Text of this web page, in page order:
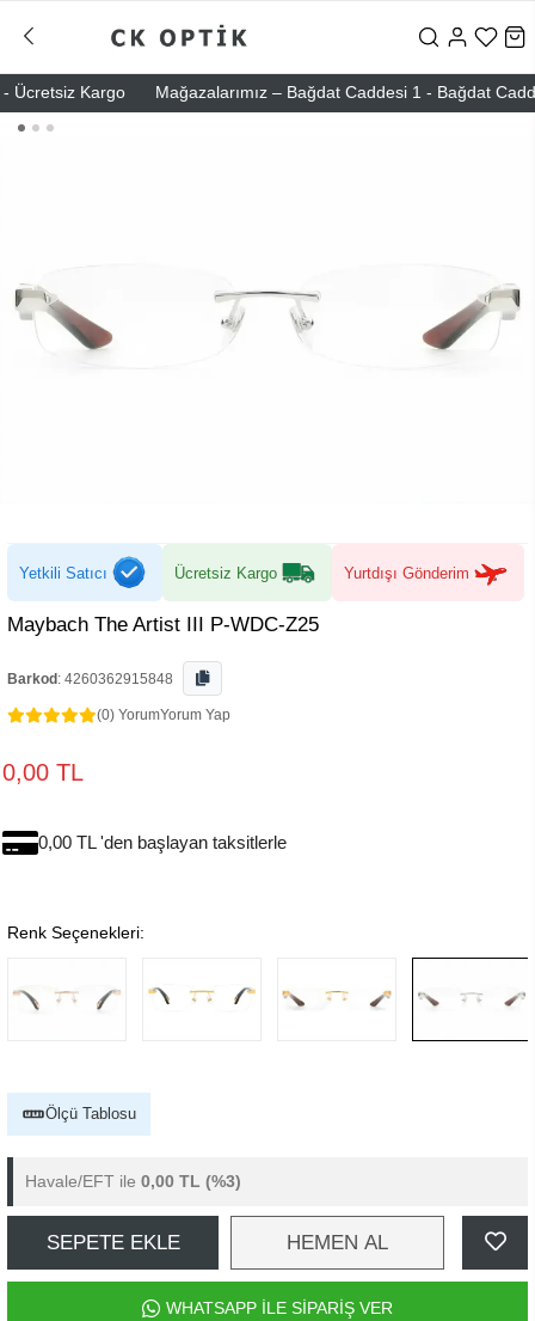
Kargo Mağazalarımız – Bağdat Caddesi 1 - Bağdat
Yetkili Satıcı Ücretsiz Kargo Yurtdışı Gönderim
Maybach The Artist III P-WDC-Z25
Barkod : 4260362915848
(0) YorumYorum Yap
0,00 TL
0,00 TL 'den başlayan taksitlerle
Renk Seçenekleri:
Ölçü Tablosu
Havale/EFT ile 0,00 TL (%3)
SEPETE EKLE HEMEN AL
WHATSAPP İLE SİPARİŞ VER